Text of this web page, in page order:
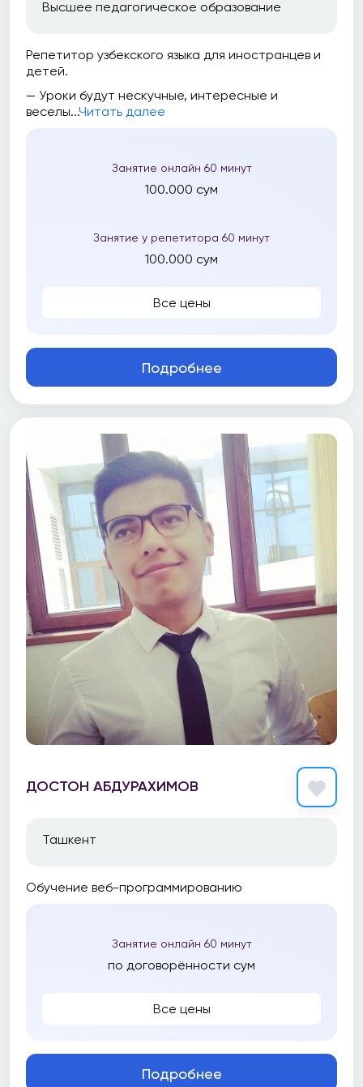
Высшее педагогическое образование
Репетитор узбекского языка для иностранцев и
детей.
— Уроки будут нескучные, интересные и
веселы...Читать далее
Занятие онлайн 60 минут
100.000 сум
Занятие у репетитора 60 минут
100.000 сум
Все цены
Подробнее
ДОСТОН АБДУРАХИМОВ
Ташкент
Обучение веб-программированию
Занятие онлайн 60 минут
по договорённости сум
Все цены
Подробнее